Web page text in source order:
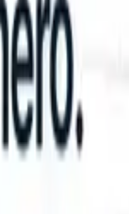
take instructions?